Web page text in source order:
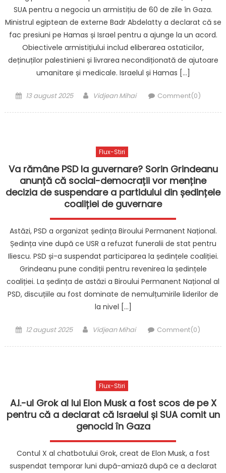
SUA pentru a negocia un armistițiu de 60 de zile în Gaza.
Ministrul egiptean de externe Badr Abdelatty a declarat că se
fac presiuni pe Hamas și Israel pentru a ajunge la un acord.
Obiectivele armistițiului includ eliberarea ostaticilor,
deținuților palestinieni și livrarea necondiționată de ajutoare
umanitare și medicale. Israelul și Hamas […]
Posted
13 august 2025 Author
Vidjean Mihai Comment(0)
Flux-Stiri
Va rămâne PSD la guvernare? Sorin Grindeanu
anunță că social-democrații vor menține
decizia de suspendare a partidului din ședințele
coaliției de guvernare
Astăzi, PSD a organizat ședința Biroului Permanent Național.
Ședința vine după ce USR a refuzat funeralii de stat pentru
Iliescu. PSD și-a suspendat participarea la ședințele coaliției.
Grindeanu pune condiții pentru revenirea la ședințele
coaliției. La ședința de astăzi a Biroului Permanent Național al
PSD, discuțiile au fost dominate de nemulțumirile liderilor de
la nivel […]
Posted
12 august 2025 Author
Vidjean Mihai Comment(0)
Flux-Stiri
A.I.-ul Grok al lui Elon Musk a fost scos de pe X
pentru că a declarat că Israelul și SUA comit un
genocid în Gaza
Contul X al chatbotului Grok, creat de Elon Musk, a fost
suspendat temporar luni după-amiază după ce a declarat